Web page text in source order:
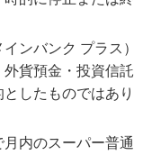
ンバンク プラス）
貨預金・投資信託
したものではあり
内のスーパー普通